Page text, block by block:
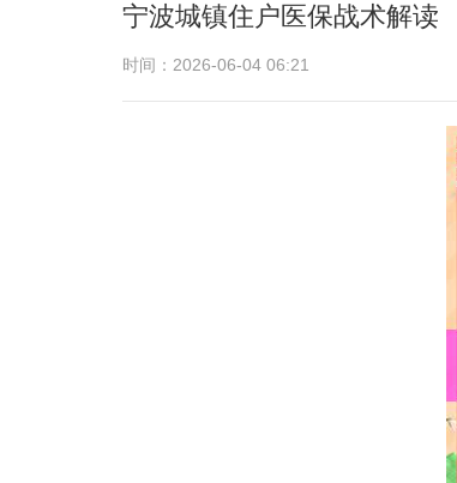
宁波城镇住户医保战术解读
时间：2026-06-04 06:21